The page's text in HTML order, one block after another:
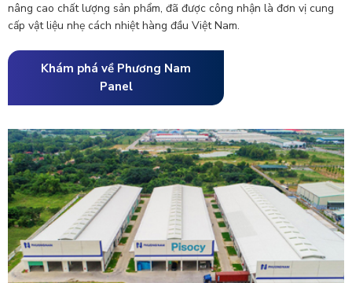
nâng cao chất lượng sản phẩm, đã được công nhận là đơn vị cung
cấp vật liệu nhẹ cách nhiệt hàng đầu Việt Nam.
Khám phá về Phương Nam
Panel